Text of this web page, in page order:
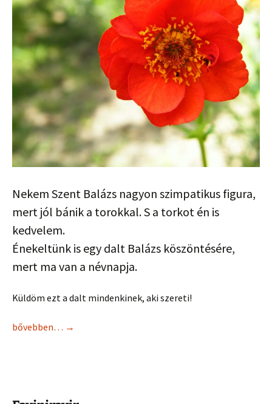
Nekem Szent Balázs nagyon szimpatikus figura,
mert jól bánik a torokkal. S a torkot én is
kedvelem.
Énekeltünk is egy dalt Balázs köszöntésére,
mert ma van a névnapja.
Küldöm ezt a dalt mindenkinek, aki szereti!
bővebben… →